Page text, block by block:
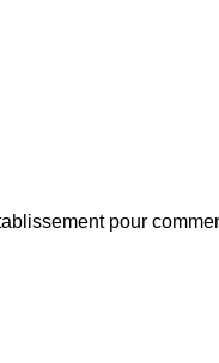
pour